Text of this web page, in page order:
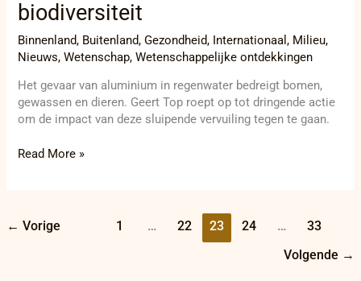
biodiversiteit
Binnenland, Buitenland,Gezondheid, Internationaal, Milieu,
Nieuws,Wetenschap,Wetenschappelijke ontdekkingen
Het gevaar van aluminium in regenwater bedreigt bomen,
gewassen en dieren. Geert Top roept op tot dringende actie
om de impact van deze sluipende vervuiling tegen te gaan.
Read More »
← Vorige 1 … 22 23 24 … 33
Volgende →